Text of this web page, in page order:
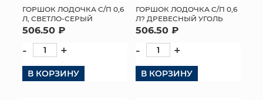
ГОРШОК ЛОДОЧКА С/П 0,6
Л, СВЕТЛО-СЕРЫЙ
506.50 ₽
- +
В КОРЗИНУ
ГОРШОК ЛОДОЧКА С/П 0,6
Л? ДРЕВЕСНЫЙ УГОЛЬ
506.50 ₽
- +
В КОРЗИНУ